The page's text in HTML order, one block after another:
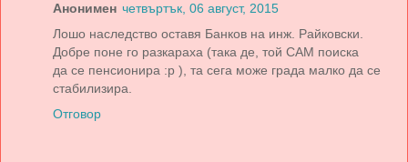
Анонимен четвъртък, 06 август, 2015
Лошо наследство оставя Банков на инж. Райковски.
Добре поне го разкараха (така де, той САМ поиска
да се пенсионира :р ), та сега може града малко да се
стабилизира.
Отговор